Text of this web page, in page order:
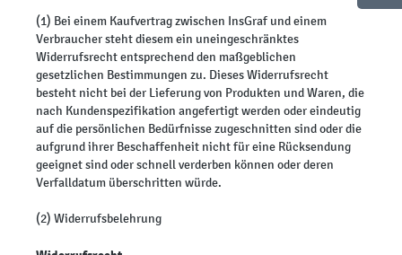
(1) Bei einem Kaufvertrag zwischen InsGraf und einem
Verbraucher steht diesem ein uneingeschränktes
Widerrufsrecht entsprechend den maßgeblichen
gesetzlichen Bestimmungen zu. Dieses Widerrufsrecht
besteht nicht bei der Lieferung von Produkten und Waren, die
nach Kundenspezifikation angefertigt werden oder eindeutig
auf die persönlichen Bedürfnisse zugeschnitten sind oder die
aufgrund ihrer Beschaffenheit nicht für eine Rücksendung
geeignet sind oder schnell verderben können oder deren
Verfalldatum überschritten würde.
(2) Widerrufsbelehrung